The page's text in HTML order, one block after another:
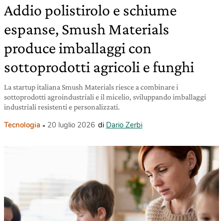
Addio polistirolo e schiume
espanse, Smush Materials
produce imballaggi con
sottoprodotti agricoli e funghi
La startup italiana Smush Materials riesce a combinare i
sottoprodotti agroindustriali e il micelio, sviluppando imballaggi
industriali resistenti e personalizzati.
Tecnologia 20 luglio 2026 di Dario Zerbi